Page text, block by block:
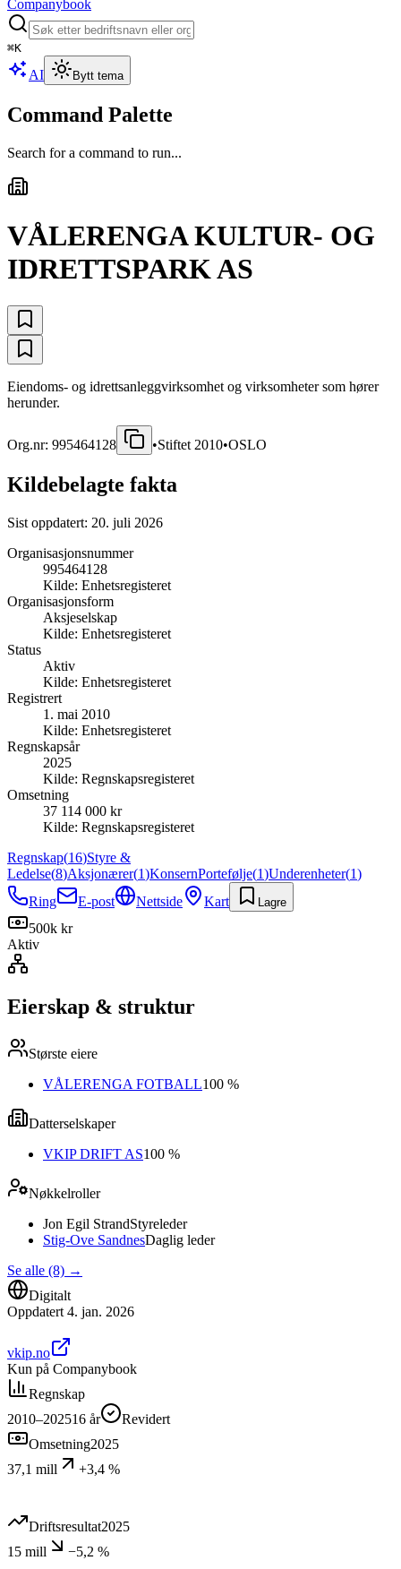
Companybook
⌘K
AI Bytt tema
Command Palette
Search for a command to run...
VÅLERENGA KULTUR- OG
IDRETTSPARK AS
Eiendoms- og idrettsanleggvirksomhet og virksomheter som hører
herunder.
Org.nr: 995464128 •Stiftet 2010•OSLO
Kildebelagte fakta
Sist oppdatert: 20. juli 2026
Organisasjonsnummer
995464128
Kilde: Enhetsregisteret
Organisasjonsform
Aksjeselskap
Kilde: Enhetsregisteret
Status
Aktiv
Kilde: Enhetsregisteret
Registrert
1. mai 2010
Kilde: Enhetsregisteret
Regnskapsår
2025
Kilde: Regnskapsregisteret
Omsetning
37 114 000 kr
Kilde: Regnskapsregisteret
Regnskap(16)Styre &
Ledelse(8)Aksjonærer(1)KonsernPortefølje(1)Underenheter(1)
Ring
E-post Nettside Kart Lagre
500k kr
Aktiv
Eierskap & struktur
Største eiere
VÅLERENGA FOTBALL100 %
Datterselskaper
VKIP DRIFT AS100 %
Nøkkelroller
Jon Egil StrandStyreleder
Stig-Ove SandnesDaglig leder
Se alle (8) →
Digitalt
Oppdatert 4. jan. 2026
vkip.no
Kun på Companybook
Regnskap
2010–202516 år
Revidert
Omsetning2025
37,1 mill
+3,4 %
Driftsresultat2025
15 mill
−5,2 %